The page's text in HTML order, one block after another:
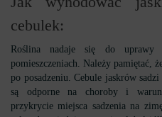
cebulek:
Roślina nadaje się do
pomieszczeniach. Należy pamiętać,
po posadzeniu. Cebule jaskrów
są odporne na choroby i
przykrycie miejsca sadzenia na